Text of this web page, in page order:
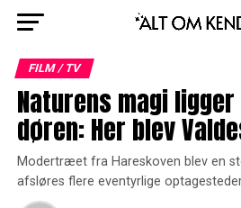
FILM / TV
Naturens magi
døren: Her blev
Modertræet fra Hareskoven blev en
afsløres flere eventyrlige